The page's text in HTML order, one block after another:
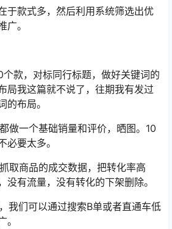
于款式多，然后利用系统筛选出优
广。
个款，对标同行标题，做好关键词的
局我这篇就不说了，往期我有发过
的布局。
做一个基础销量和评价，晒图。10
必要太多。
取商品的成交数据，把转化率高
没有流量，没有转化的下架删除。
我们可以通过搜索B单或者直通车低